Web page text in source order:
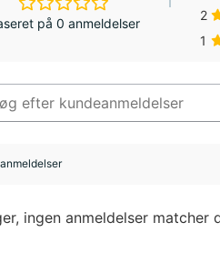
på 0 anmeldelser
2
1
ingen anmeldelser matcher